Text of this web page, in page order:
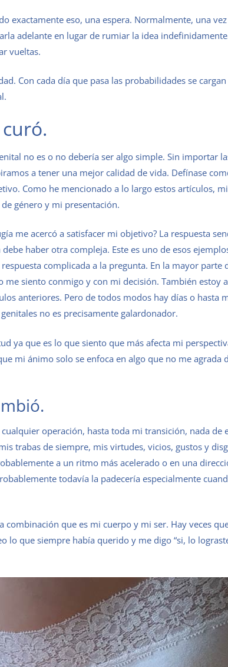
exactamente eso, una espera. Normalmente, una
adelante en lugar de rumiar la idea
vueltas.
Con cada día que pasa las probabilidades se
no es o no debería ser algo simple. Sin importar
a tener una mejor calidad de vida. Defínase
Como he mencionado a lo largo estos artículos,
género y mi presentación.
me acercó a satisfacer mi objetivo? La respuesta
haber otra compleja. Este es uno de esos
complicada a la pregunta. En la mayor
me siento conmigo y con mi decisión. También estoy
anteriores. Pero de todos modos hay días o hasta
no es precisamente galardonador.
ya que es lo que siento que más afecta mi
mi ánimo solo se enfoca en algo que no me agrada
operación, hasta toda mi transición, nada de
trabas de siempre, mis virtudes, vicios, gustos y
a un ritmo más acelerado o en una
todavía la padecería especialmente
combinación que es mi cuerpo y mi ser. Hay veces
lo que siempre había querido y me digo “si, lo